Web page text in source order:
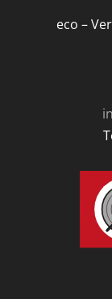
eco –